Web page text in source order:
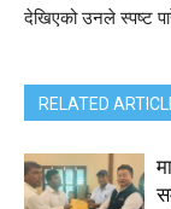
देखिएको उनले स्पष्ट
RELATED